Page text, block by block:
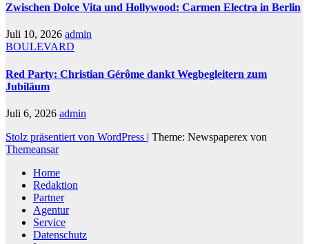
Zwischen Dolce Vita und Hollywood: Carmen Electra in Berlin
Juli 10, 2026 admin
BOULEVARD
Red Party: Christian Gérôme dankt Wegbegleitern zum
Jubiläum
Juli 6, 2026 admin
Stolz präsentiert von WordPress | Theme: Newspaperex von
Themeansar
Home
Redaktion
Partner
Agentur
Service
Datenschutz